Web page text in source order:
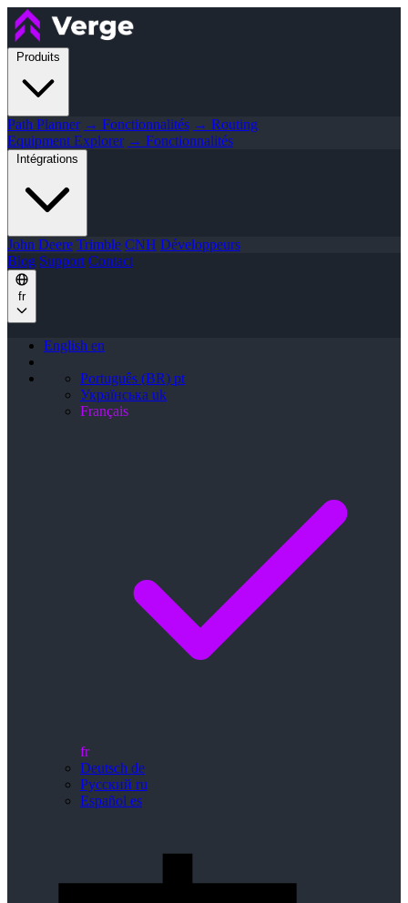
Produits
Path Planner → Fonctionnalités → Routing
Equipment Explorer → Fonctionnalités
Intégrations
John Deere Trimble CNH Développeurs
Blog Support Contact
fr
English en
Português (BR) pt
Українська uk
Français
fr
Deutsch de
Русский ru
Español es